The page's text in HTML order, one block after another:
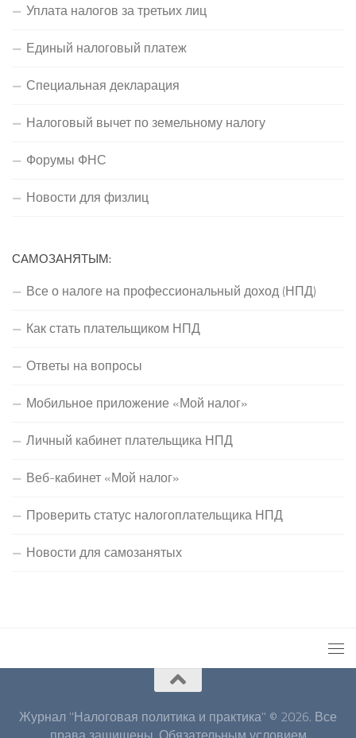
Уплата налогов за третьих лиц
Единый налоговый платеж
Специальная декларация
Налоговый вычет по земельному налогу
Форумы ФНС
Новости для физлиц
САМОЗАНЯТЫМ:
Все о налоге на профессиональный доход (НПД)
Как стать плательщиком НПД
Ответы на вопросы
Мобильное приложение «Мой налог»
Личный кабинет плательщика НПД
Веб-кабинет «Мой налог»
Проверить статус налогоплательщика НПД
Новости для самозанятых
Журнал "Налоговая политика и практика" © 2026. Все